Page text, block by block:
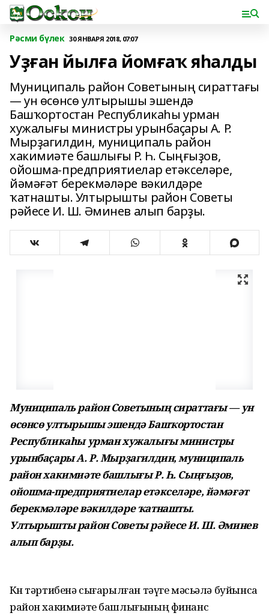
Рәсми бүлек 30 ЯНВАРЯ 2018, 07:07
Уҙған йылға йомғаҡ яһалды
Муниципаль район Советының сираттағы
— ун өсөнсө ултырышы эшендә
Башҡортостан Республикаһы урман
хужалығы министры урынбаҫары А. Р.
Мырҙагилдин, муниципаль район
хакимиәте башлығы Р. Һ. Сыңғыҙов,
ойошма-предприятиелар етәкселәре,
йәмәғәт берекмәләре вәкилдәре
ҡатнашты. Ултырышты район Советы
рәйесе И. Ш. Әминев алып барҙы.
Муниципаль район Советының сираттағы — ун
өсөнсө ултырышы эшендә Башҡортостан
Республикаһы урман хужалығы министры
урынбаҫары А. Р. Мырҙагилдин, муниципаль
район хакимиәте башлығы Р. Һ. Сыңғыҙов,
ойошма-предприятиелар етәкселәре, йәмәғәт
берекмәләре вәкилдәре ҡатнашты.
Ултырышты район Советы рәйесе И. Ш. Әминев
алып барҙы.
Көн тәртибенә сығарылған тәүге мәсьәлә буйынса
район хакимиәте башлығының финанс